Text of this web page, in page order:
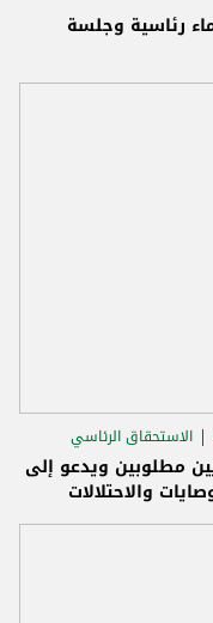
رئاسية وجلسة
الاستحقاق الرئاسي
مطلوبين ويدعو إلى
والاحتلالات